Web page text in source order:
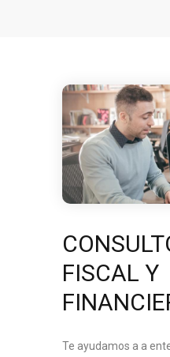
FISCAL Y
Te ayudamos a a